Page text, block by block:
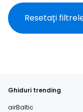
Resetați
Ghiduri trending
airBaltic